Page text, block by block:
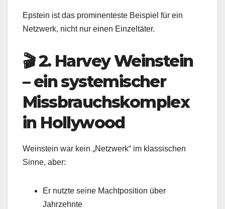
Epstein ist das prominenteste Beispiel für ein
Netzwerk, nicht nur einen Einzeltäter.
🎬 2. Harvey Weinstein
– ein systemischer
Missbrauchskomplex
in Hollywood
Weinstein war kein „Netzwerk“ im klassischen
Sinne, aber:
Er nutzte seine Machtposition über
Jahrzehnte